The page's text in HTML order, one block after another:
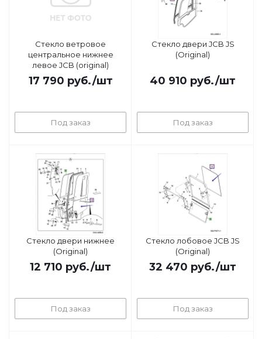
Стекло ветровое
центральное нижнее
левое JCB (original)
17 790 руб./шт
Под заказ
Стекло двери JCB JS
(Original)
40 910 руб./шт
Под заказ
Стекло двери нижнее
(Original)
12 710 руб./шт
Под заказ
Стекло лобовое JCB JS
(Original)
32 470 руб./шт
Под заказ